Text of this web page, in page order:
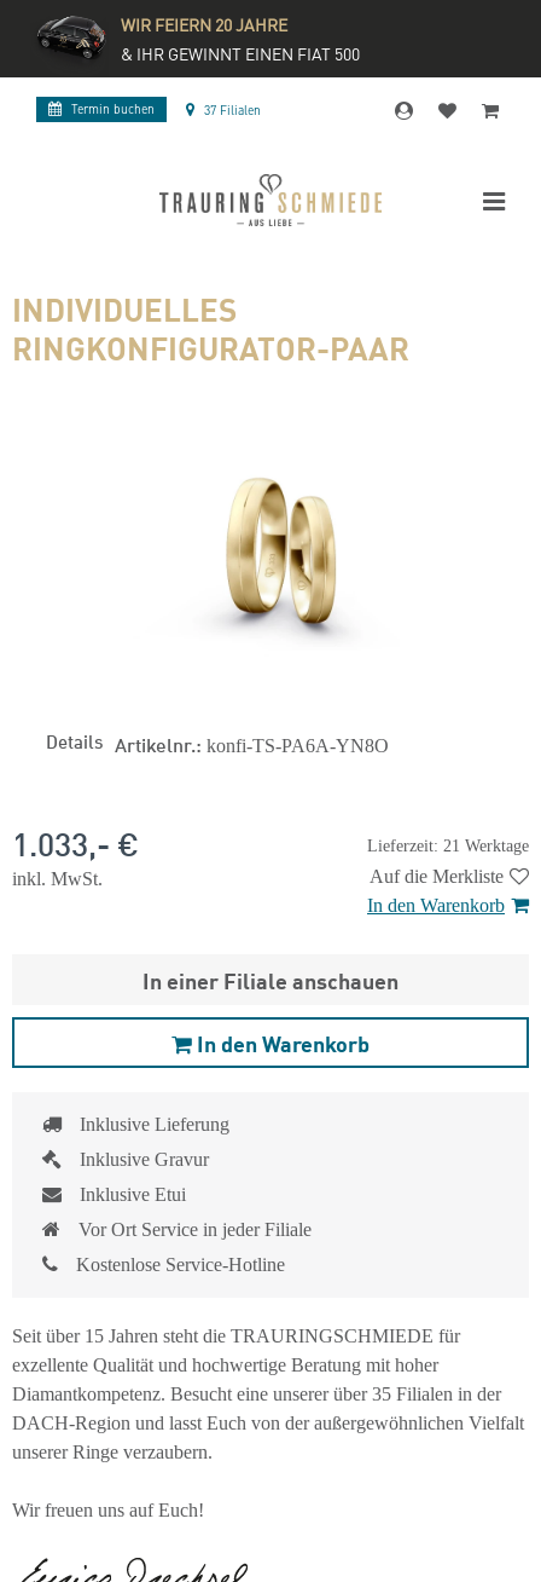
WIR FEIERN 20 JAHRE
& IHR GEWINNT EINEN FIAT 500
Termin buchen 37 Filialen
INDIVIDUELLES
RINGKONFIGURATOR-PAAR
Details Artikelnr.: konfi-TS-PA6A-YN8O
Lieferzeit: 21 Werktage
1.033,- €
inkl. MwSt.
Auf die Merkliste
In den Warenkorb
In einer Filiale anschauen
In den Warenkorb
Inklusive Lieferung
Inklusive Gravur
Inklusive Etui
Vor Ort Service in jeder Filiale
Kostenlose Service-Hotline
Seit über 15 Jahren steht die TRAURINGSCHMIEDE für
exzellente Qualität und hochwertige Beratung mit hoher
Diamantkompetenz. Besucht eine unserer über 35 Filialen in der
DACH-Region und lasst Euch von der außergewöhnlichen Vielfalt
unserer Ringe verzaubern.
Wir freuen uns auf Euch!